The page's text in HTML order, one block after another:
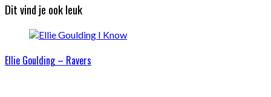
Dit vind je ook leuk
Ellie Goulding – Ravers